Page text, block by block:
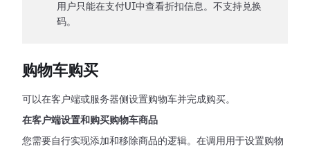
用户只能在支付UI中查看折扣信息。不支持兑换
码。
购物车购买
可以在客户端或服务器侧设置购物车并完成购买。
在客户端设置和购买购物车商品
您需要自行实现添加和移除商品的逻辑。在调用用于设置购物